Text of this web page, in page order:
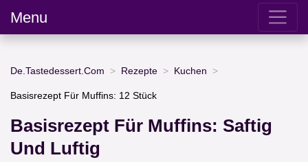
Menu
De.Tastedessert.Com Rezepte Kuchen
Basisrezept Für Muffins: 12 Stück
Basisrezept Für Muffins: Saftig
Und Luftig